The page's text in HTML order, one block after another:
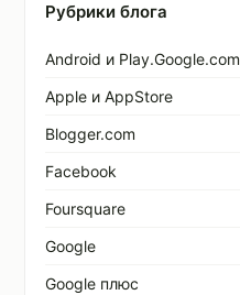
Рубрики блога
Android и Play.Google.com
Apple и AppStore
Blogger.com
Facebook
Foursquare
Google
Google плюс